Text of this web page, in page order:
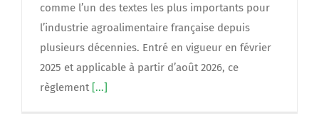
comme l’un des textes les plus importants pour
l’industrie agroalimentaire française depuis
plusieurs décennies. Entré en vigueur en février
2025 et applicable à partir d’août 2026, ce
règlement [...]